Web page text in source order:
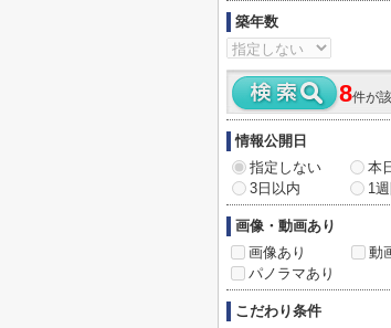
築年数
8件が
情報公開日
指定しない
本
3日以内
1
画像・動画あり
画像あり
動
パノラマあり
こだわり条件